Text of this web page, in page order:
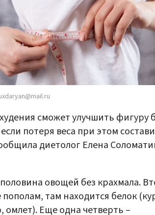
сможет улучшить фигуру
потеря веса при этом
диетолог Елена
овощей без крахмала.
там находится белок
Еще одна четверть –